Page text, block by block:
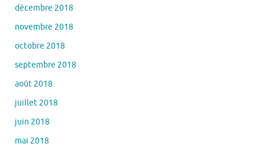
décembre 2018
novembre 2018
octobre 2018
septembre 2018
août 2018
juillet 2018
juin 2018
mai 2018